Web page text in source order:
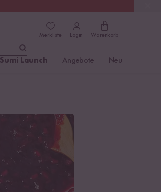
Merkliste Login Warenkorb
Sumi Launch Angebote Neu